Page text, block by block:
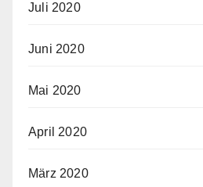
Juli 2020
Juni 2020
Mai 2020
April 2020
März 2020